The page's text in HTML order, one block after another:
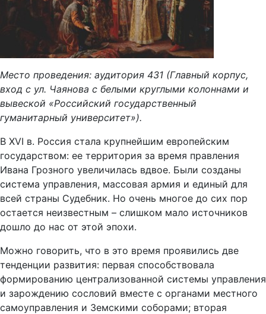
Место проведения: аудитория 431 (Главный корпус,
вход с ул. Чаянова с белыми круглыми колоннами и
вывеской «Российский государственный
гуманитарный университет»).
В XVI в. Россия стала крупнейшим европейским
государством: ее территория за время правления
Ивана Грозного увеличилась вдвое. Были созданы
система управления, массовая армия и единый для
всей страны Судебник. Но очень многое до сих пор
остается неизвестным – слишком мало источников
дошло до нас от этой эпохи.
Можно говорить, что в это время проявились две
тенденции развития: первая способствовала
формированию централизованной системы управления
и зарождению сословий вместе с органами местного
самоуправления и Земскими соборами; вторая